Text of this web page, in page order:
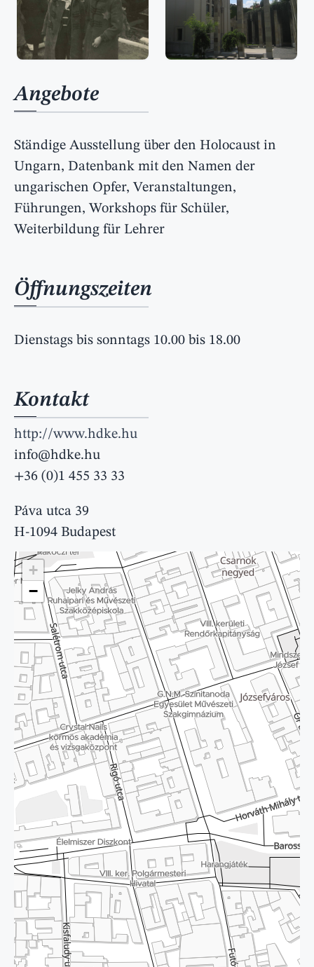
Angebote
Ständige Ausstellung über den Holocaust in
Ungarn, Datenbank mit den Namen der
ungarischen Opfer, Veranstaltungen,
Führungen, Workshops für Schüler,
Weiterbildung für Lehrer
Öffnungszeiten
Dienstags bis sonntags 10.00 bis 18.00
Kontakt
http://www.hdke.hu
info@hdke.hu
+36 (0)1 455 33 33
Páva utca 39
H-1094 Budapest
+
−